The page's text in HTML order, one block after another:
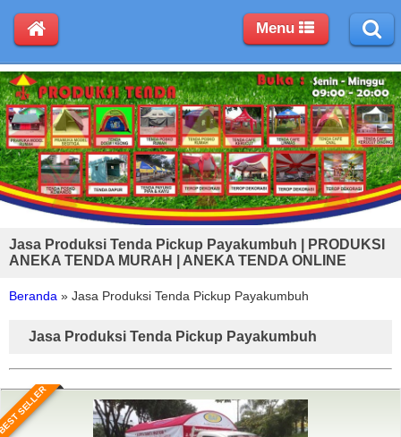
Jasa Produksi Tenda Pickup Payakumbuh | PRODUKSI
ANEKA TENDA MURAH | ANEKA TENDA ONLINE
Beranda » Jasa Produksi Tenda Pickup Payakumbuh
Jasa Produksi Tenda Pickup Payakumbuh
SELLER
Menu